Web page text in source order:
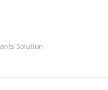
Solution